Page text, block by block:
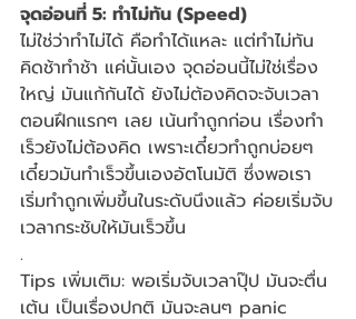
จุดอ่อนที่ 5: ทำไม่ทัน (Speed)
ไม่ใช่ว่าทำไม่ได้ คือทำได้แหละ แต่ทำไม่ทัน
คิดช้าทำช้า แค่นั้นเอง จุดอ่อนนี้ไม่ใช่เรื่อง
ใหญ่ มันแก้กันได้ ยังไม่ต้องคิดจะจับเวลา
ตอนฝึกแรกๆ เลย เน้นทำถูกก่อน เรื่องทำ
เร็วยังไม่ต้องคิด เพราะเดี๋ยวทำถูกบ่อยๆ
เดี๋ยวมันทำเร็วขึ้นเองอัตโนมัติ ซึ่งพอเรา
เริ่มทำถูกเพิ่มขึ้นในระดับนึงแล้ว ค่อยเริ่มจับ
เวลากระชับให้มันเร็วขึ้น
.
Tips เพิ่มเติม: พอเริ่มจับเวลาปุ๊ป มันจะตื่น
เต้น เป็นเรื่องปกติ มันจะลนๆ panic